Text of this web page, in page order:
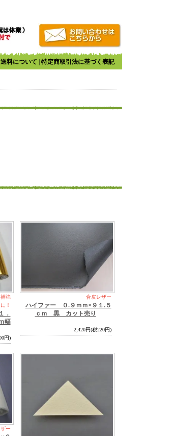
料について 特定商取引法に基づく表記
強
に！
．
幅
円)
合皮レザー
ハイファー ０.９ｍｍ×９１.５
ｃｍ 黒 カット売り
2,420円(税220円)
ー